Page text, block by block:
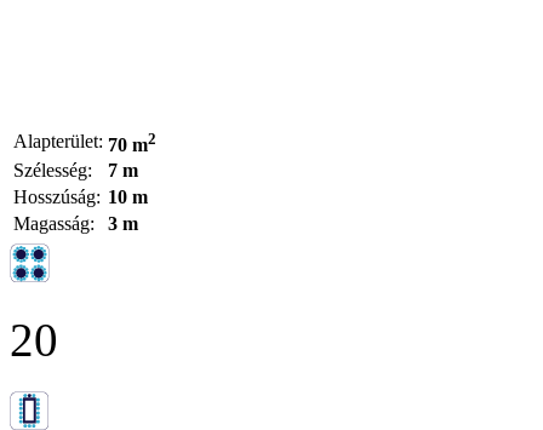
Alapterület: 70 m2
Szélesség:
7 m
Hosszúság: 10 m
Magasság:
3 m
20